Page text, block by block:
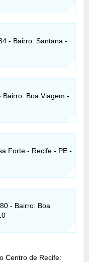
- Bairro: Santana -
Bairro: Boa Viagem -
Forte - Recife - PE -
- Bairro: Boa
Centro de Recife: